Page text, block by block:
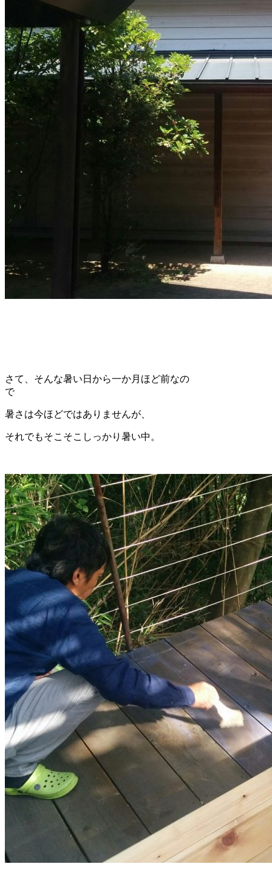
さて、そんな暑い日から一か月ほど前なの
で
暑さは今ほどではありませんが、
それでもそこそこしっかり暑い中。